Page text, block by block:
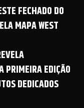
FECHADO DO
MAPA WEST
PRIMEIRA EDIÇÃO
DEDICADOS